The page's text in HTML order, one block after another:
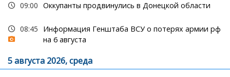
09:00 Оккупанты продвинулись в Донецкой области
08:45
Информация Генштаба ВСУ о потерях армии рф
на 6 августа
5 августа 2026, среда